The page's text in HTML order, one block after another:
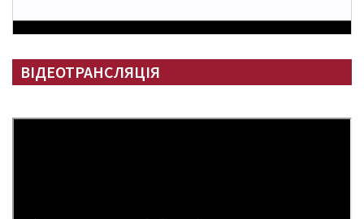
ВІДЕОТРАНСЛЯЦІЯ